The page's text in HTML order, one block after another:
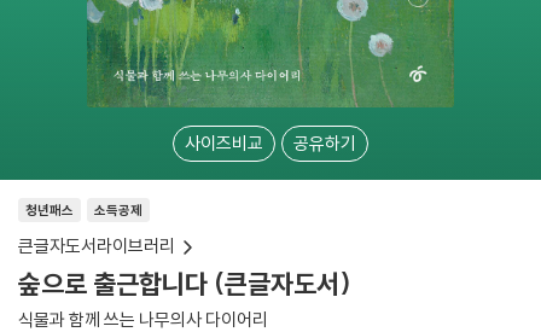
사이즈비교 공유하기
소득공제
청년패스
큰글자도서라이브러리
숲으로 출근합니다 (큰글자도서)
식물과 함께 쓰는 나무의사 다이어리